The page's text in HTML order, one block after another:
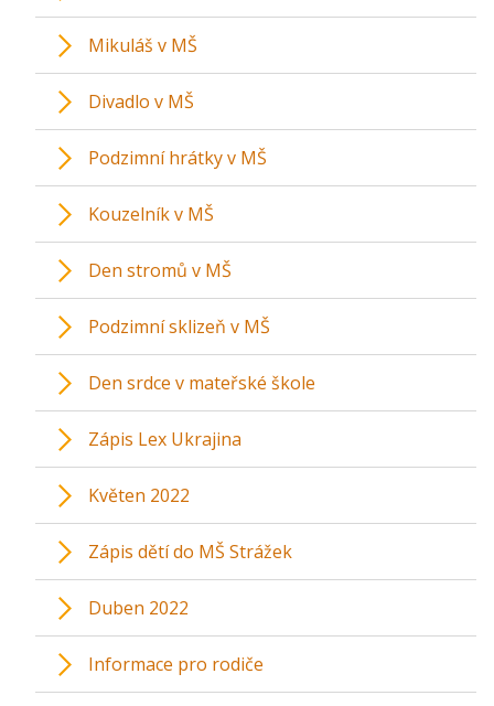
Mikuláš v MŠ
Divadlo v MŠ
Podzimní hrátky v MŠ
Kouzelník v MŠ
Den stromů v MŠ
Podzimní sklizeň v MŠ
Den srdce v mateřské škole
Zápis Lex Ukrajina
Květen 2022
Zápis dětí do MŠ Strážek
Duben 2022
Informace pro rodiče